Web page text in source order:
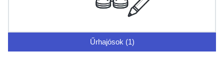
Űrhajósok (1)